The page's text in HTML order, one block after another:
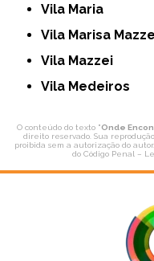
Vila Maria
Vila Marisa
Vila Mazzei
Vila Medeiros
O conteúdo do texto "Onde
direito reservado. Sua
proibida sem a autorização do
do Código Penal –